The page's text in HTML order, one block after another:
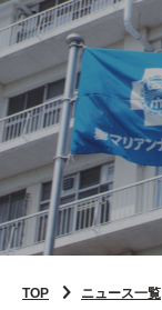
TOP ニュース一覧